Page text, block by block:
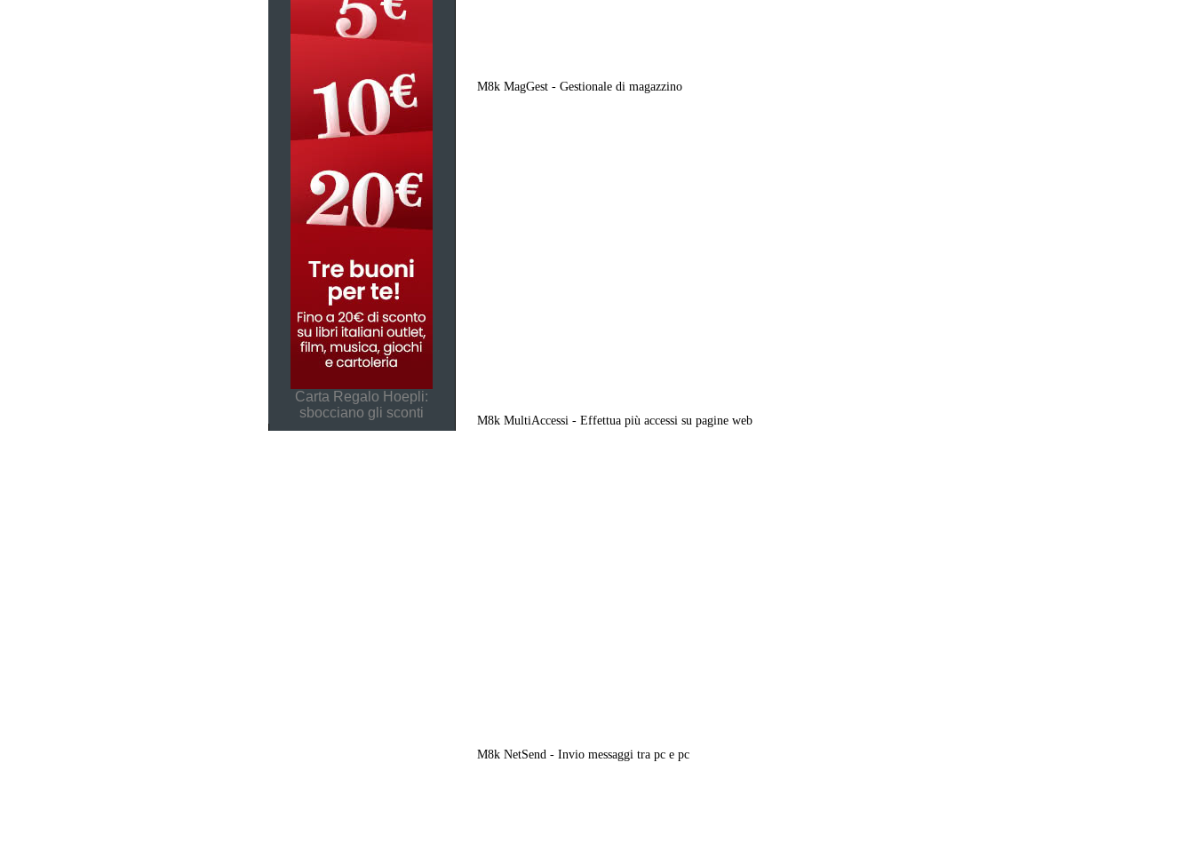
Carta Regalo Hoepli:
sbocciano gli sconti
M8k MagGest - Gestionale di magazzino
M8k MultiAccessi - Effettua più accessi su pagine web
M8k NetSend - Invio messaggi tra pc e pc